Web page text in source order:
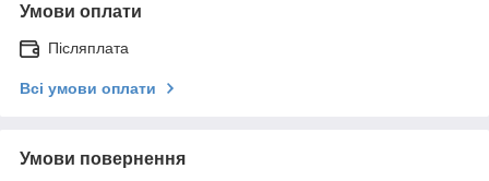
Умови оплати
Післяплата
Всі умови оплати
Умови повернення